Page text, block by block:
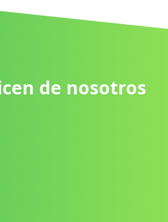
de nosotros